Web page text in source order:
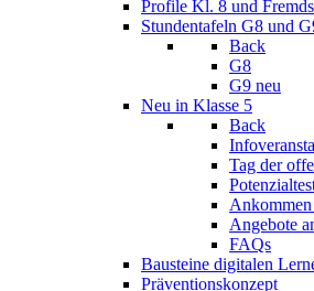
Profile Kl. 8 und
Stundentafeln G8 und
Back
G8
G9 neu
Neu in Klasse 5
Back
Tag der
Angebote
FAQs
Bausteine digitalen
Präventionskonzept